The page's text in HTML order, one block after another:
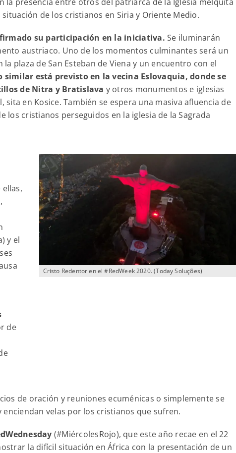
de los cristianos en Siria y Oriente Medio.
su participación en la iniciativa. Se iluminarán
austriaco. Uno de los momentos culminantes será un
plaza de San Esteban de Viena y un encuentro con el
similar está previsto en la vecina Eslovaquia, donde se
de Nitra y Bratislava y otros monumentos e iglesias
en Kosice. También se espera una masiva afluencia de
cristianos perseguidos en la iglesia de la Sagrada
y el
de
Cristo Redentor en el #RedWeek 2020. (Today Soluções)
de oración y reuniones ecuménicas o simplemente se
velas por los cristianos que sufren.
(#MiércolesRojo), que este año recae en el 22
la difícil situación en África con la presentación de un